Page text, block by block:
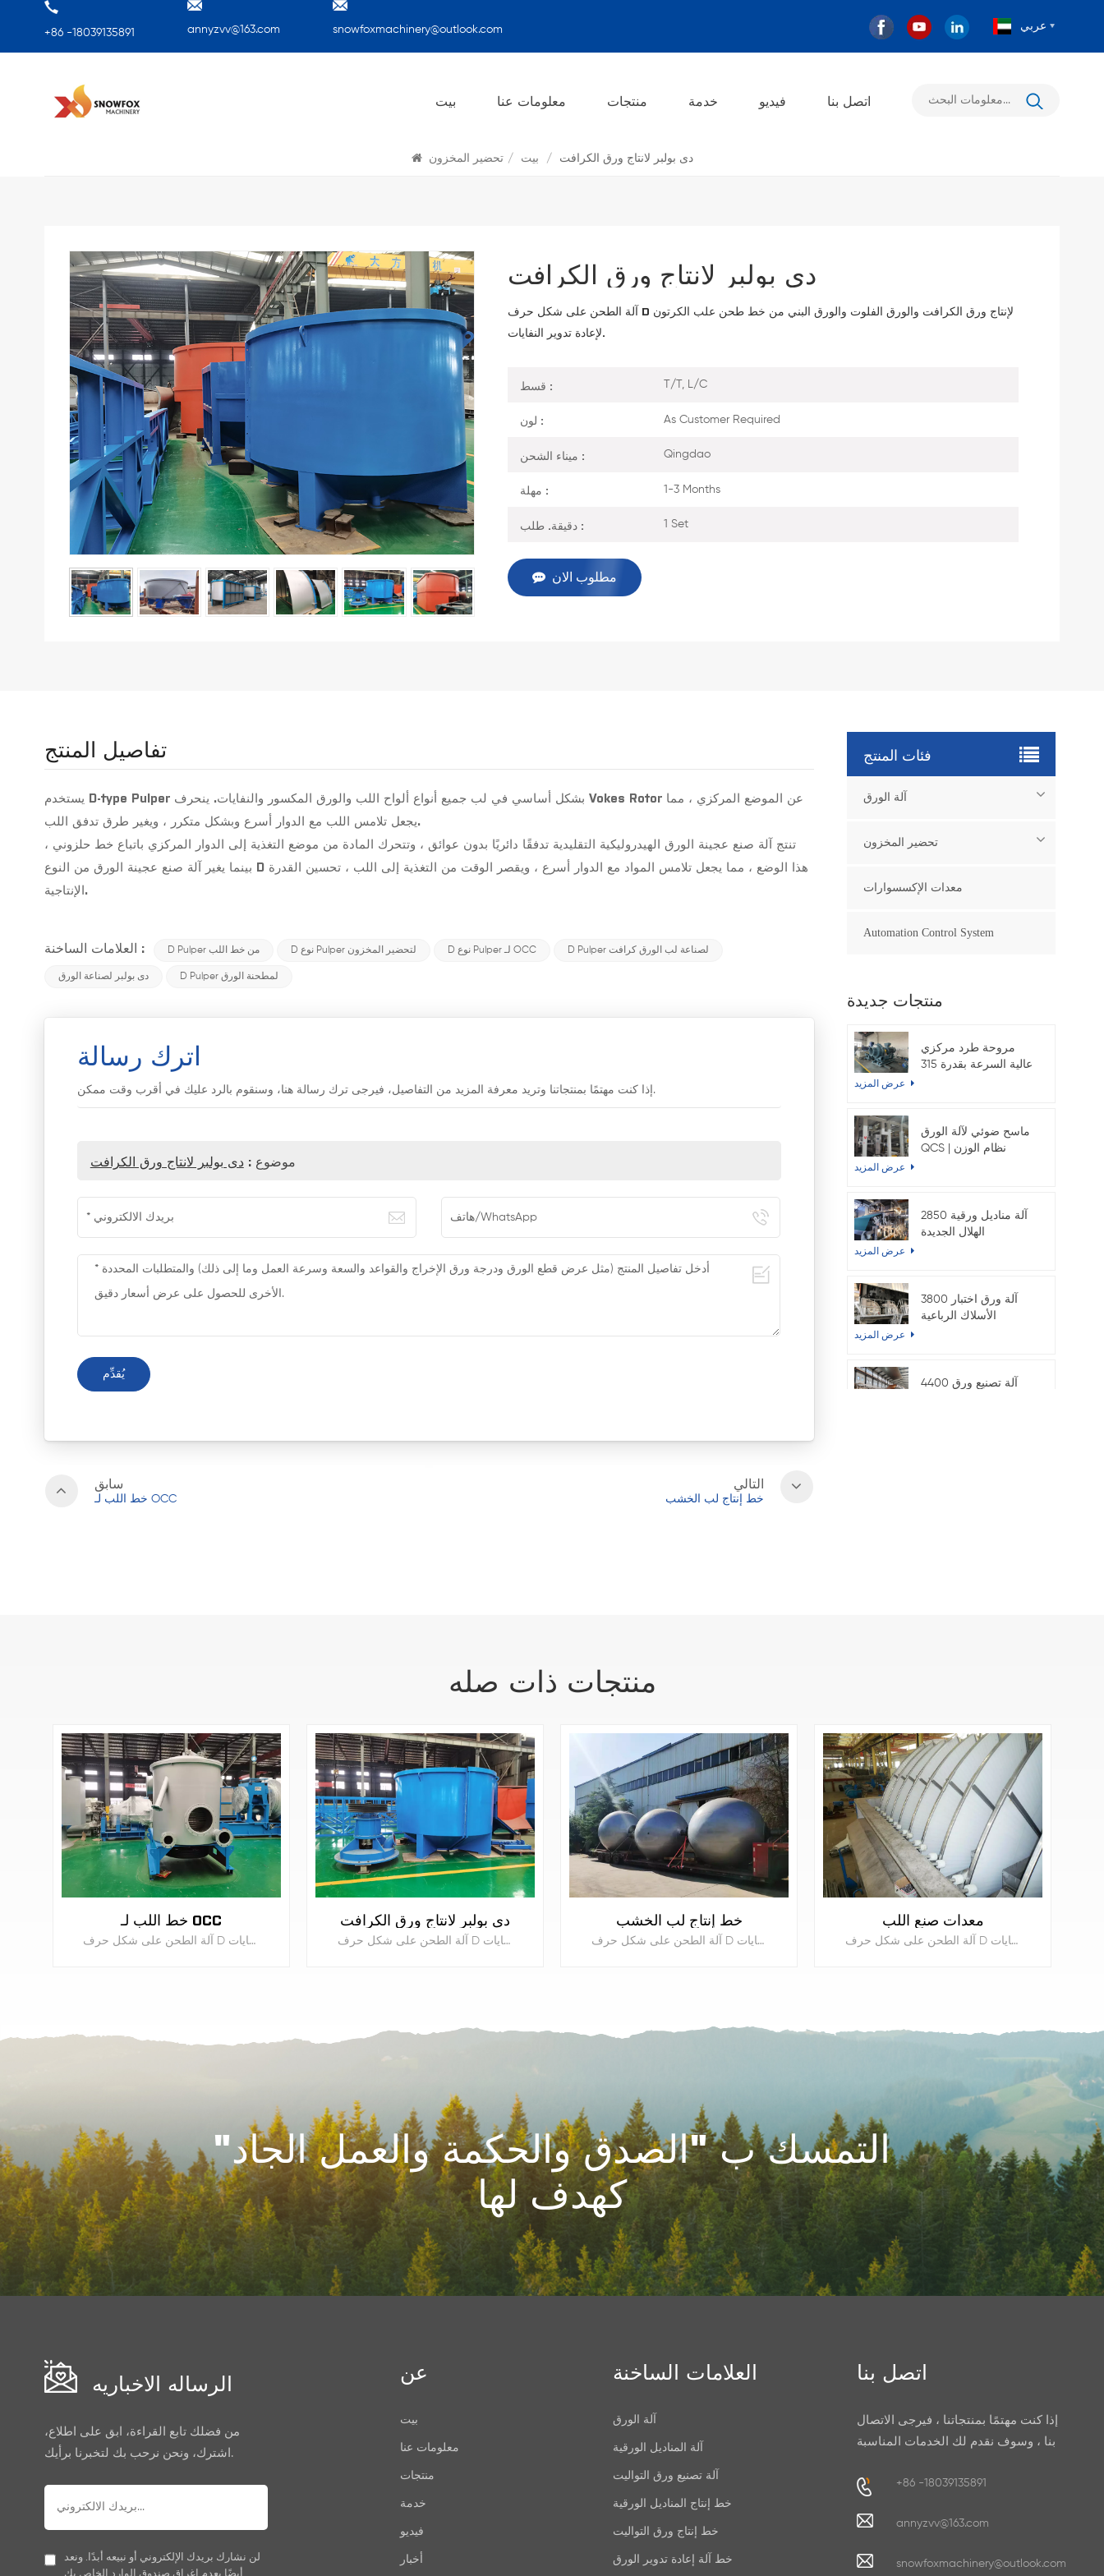
+86 -18039135891 annyzvv@163.com snowfoxmachinery@outlook.com عربي
بيت معلومات عنا منتجات خدمة فيديو اتصل بنا تحضير المخزون
بيت / تحضير المخزون / دى بولبر لانتاج ورق الكرافت
دى بولبر لانتاج ورق الكرافت
آلة الطحن على شكل حرف D لإنتاج ورق الكرافت والورق الفلوت والورق البني من خط طحن علب الكرتون
لإعادة تدوير النفايات.
قسط : T/T, L/C
لون : As Customer Required
ميناء الشحن : Qingdao
مهلة : 1-3 Months
دقيقة. طلب : 1 Set
مطلوب الان
تفاصيل المنتج
يستخدم D-type Pulper بشكل أساسي في لب جميع أنواع ألواح اللب والورق المكسور والنفايات. ينحرف Vokes Rotor عن الموضع المركزي ، مما
يجعل تلامس اللب مع الدوار أسرع وبشكل متكرر ، ويغير طرق تدفق اللب.
تنتج آلة صنع عجينة الورق الهيدروليكية التقليدية تدفقًا دائريًا بدون عوائق ، وتتحرك المادة من موضع التغذية إلى الدوار المركزي باتباع خط حلزوني ،
بينما يغير آلة صنع عجينة الورق من النوع D هذا الوضع ، مما يجعل تلامس المواد مع الدوار أسرع ، ويقصر الوقت من التغذية إلى اللب ، تحسين القدرة
الإنتاجية.
العلامات الساخنة : D Pulper من خط اللب D نوع Pulper لتحضير المخزون D نوع Pulper لـ OCC D Pulper لصناعة لب الورق كرافت
دى بولبر لصناعة الورق D Pulper لمطحنة الورق
اترك رسالة
إذا كنت مهتمًا بمنتجاتنا وتريد معرفة المزيد من التفاصيل، فيرجى ترك رسالة هنا، وسنقوم بالرد عليك في أقرب وقت ممكن.
موضوع :دى بولبر لانتاج ورق الكرافت
يُقدِّم
سابق
خط اللب لـ OCC
التالي
خط إنتاج لب الخشب
فئات المنتج
آلة الورق
تحضير المخزون
معدات الإكسسوارات
Automation Control System
منتجات جديدة
مروحة طرد مركزي
عالية السرعة بقدرة 315
ماسح ضوئي لآلة الورق
QCS | نظام الوزن
2850 آلة مناديل ورقية
الهلال الجديدة
3800 آلة ورق اختبار
الأسلاك الرباعية
4400 آلة تصنيع ورق
منتجات ذات صله
خط اللب لـ OCC
آلة الطحن على شكل حرف D لإنتاج ورق الكرافت والورق الفلوت والورق البني من خط طحن علب الكرتون لإعادة تدوير النفايات.
دى بولبر لانتاج ورق الكرافت
آلة الطحن على شكل حرف D لإنتاج ورق الكرافت والورق الفلوت والورق البني من خط طحن علب الكرتون لإعادة تدوير النفايات.
يتعلم أكثر
خط إنتاج لب الخشب
آلة الطحن على شكل حرف D لإنتاج ورق الكرافت والورق الفلوت والورق البني من خط طحن علب الكرتون لإعادة تدوير النفايات.
يتعلم أكثر
معدات صنع اللب
آلة الطحن على شكل حرف D لإنتاج ورق الكرافت والورق الفلوت والورق البني من خط طحن علب الكرتون لإعادة تدوير النفايات.
التمسك ب "الصدق والحكمة والعمل الجاد"
كهدف لها
الرساله الاخباريه
من فضلك تابع القراءة، ابق على اطلاع،
اشترك، ونحن نرحب بك لتخبرنا برأيك.
لن نشارك بريدك الإلكتروني أو نبيعه أبدًا. ونعد
عن
بيت
معلومات عنا
منتجات
خدمة
فيديو
أخبار
العلامات الساخنة
آلة الورق
آلة المناديل الورقية
آلة تصنيع ورق التواليت
خط إنتاج المناديل الورقية
خط إنتاج ورق التواليت
خط آلة إعادة تدوير الورق
اتصل بنا
إذا كنت مهتمًا بمنتجاتنا ، فيرجى الاتصال
بنا ، وسوف نقدم لك الخدمات المناسبة
+86 -18039135891
annyzvv@163.com
snowfoxmachinery@outlook.com